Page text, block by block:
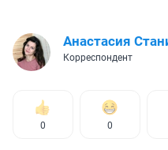
Анастасия
Корреспондент
0 0